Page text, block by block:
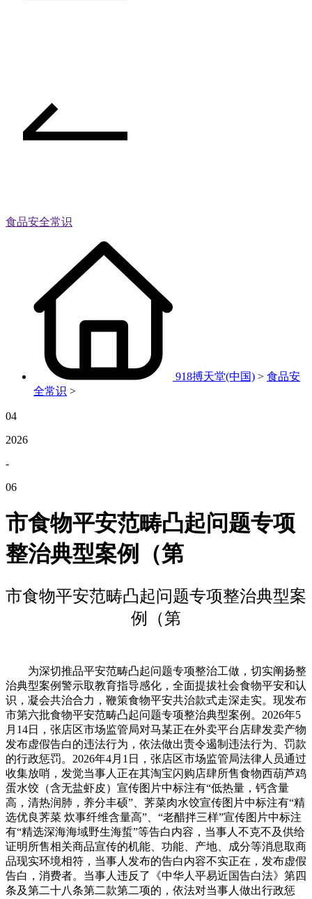
食品安全常识
918搏天堂(中国) > 食品安
全常识 >
04
2026
-
06
市食物平安范畴凸起问题专项
整治典型案例（第
市食物平安范畴凸起问题专项整治典型案
例（第
为深切推品平安范畴凸起问题专项整治工做，切实阐扬整
治典型案例警示取教育指导感化，全面提拔社会食物平安和认
识，凝会共治合力，鞭策食物平安共治款式走深走实。现发布
市第六批食物平安范畴凸起问题专项整治典型案例。2026年5
月14日，张店区市场监管局对马某正在外卖平台店肆发卖产物
发布虚假告白的违法行为，依法做出责令遏制违法行为、罚款
的行政惩罚。2026年4月1日，张店区市场监管局法律人员通过
收集放哨，发觉当事人正在其淘宝闪购店肆所售食物西葫芦鸡
蛋水饺（含无盐虾皮）宣传图片中标注有“低热量，钙含量
高，清热润肺，养分丰硕”、荠菜肉水饺宣传图片中标注有“精
选优良荠菜 炊事纤维含量高”、“老醋拌三样”宣传图片中标注
有“精选深海海域野生海蜇”等告白内容，当事人不克不及供给
证明所售相关商品宣传的机能、功能、产地、成分等消息取商
品现实环境相符，当事人发布的告白内容不实正在，发布虚假
告白，消费者。当事人违反了《中华人平易近国告白法》第四
条及第二十八条第二款第二项的，依法对当事人做出行政惩